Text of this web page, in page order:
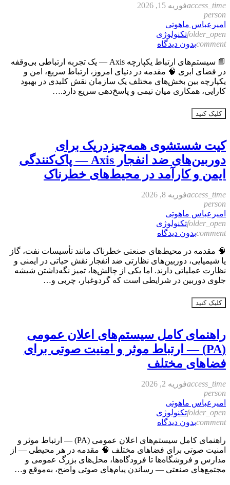
access_timeفوریه 15, 2026
person
امیرعباس ماهوتی
folder_openتکنولوژی
commentبدون دیدگاه
📘 سیستم‌های ارتباط یکپارچه Axis — یک تجربه ارتباطی بی‌وقفه
در فضای ابری 🧠 مقدمه در دنیای امروز، ارتباط سریع، امن و
یکپارچه بین بخش‌های مختلف یک سازمان نقش کلیدی در بهبود
کارایی، همکاری میان تیمی و پاسخ‌دهی سریع دارد.…
کلیک کنید
کیت شستشوی همه‌چیز‌در‌یک برای
دوربین‌های ضد انفجار Axis — پاک‌کنندگی
ایمن و کارآمد در محیط‌های خطرناک
access_timeفوریه 8, 2026
person
امیرعباس ماهوتی
folder_openتکنولوژی
commentبدون دیدگاه
🧠 مقدمه در محیط‌های صنعتی خطرناک مانند تأسیسات نفت، گاز
یا شیمیایی، دوربین‌های نظارتی ضد انفجار نقش حیاتی در ایمنی و
نظارت عملیاتی دارند. اما یکی از چالش‌ها، تمیز نگه‌داشتن شیشه
جلوی دوربین در شرایطی است که گردوغبار، چربی و…
کلیک کنید
راهنمای کامل سیستم‌های اعلان عمومی
(PA) — ارتباط موثر و امنیت صوتی برای
فضاهای مختلف
access_timeفوریه 2, 2026
person
امیرعباس ماهوتی
folder_openتکنولوژی
commentبدون دیدگاه
راهنمای کامل سیستم‌های اعلان عمومی (PA) — ارتباط موثر و
امنیت صوتی برای فضاهای مختلف 🧠 مقدمه در هر محیطی — از
مدارس و فروشگاه‌ها تا فرودگاه‌ها، محل‌های بزرگ عمومی و
مجتمع‌های صنعتی — رساندن پیام‌های صوتی واضح، به‌موقع و…